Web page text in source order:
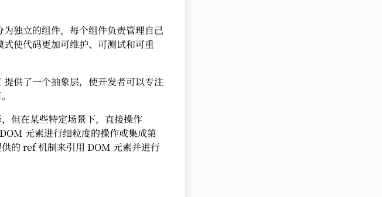
独立的组件，每个组件负责管理自己
使代码更加可维护、可测试和可重
供了一个抽象层，使开发者可以专注
但在某些特定场景下，直接操作
元素进行细粒度的操作或集成第
的 ref 机制来引用 DOM 元素并进行